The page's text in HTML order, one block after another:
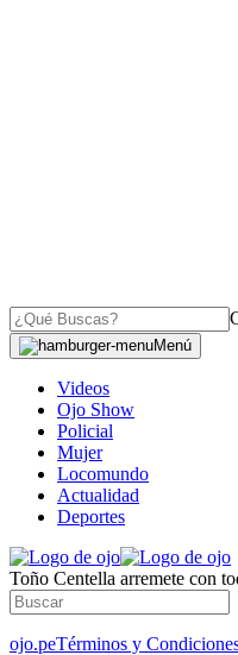
Menú
Videos
Ojo Show
Policial
Mujer
Locomundo
Actualidad
Deportes
Toño Centella arremete con
ojo.peTérminos y